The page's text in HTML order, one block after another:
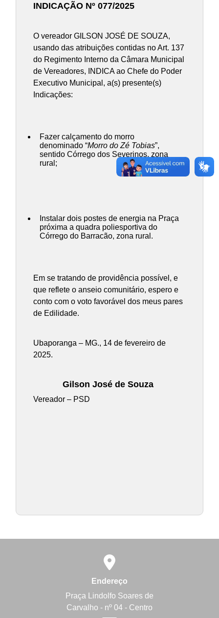
INDICAÇÃO Nº 077/2025
O vereador GILSON JOSÉ DE SOUZA,
usando das atribuições contidas no Art. 137
do Regimento Interno da Câmara Municipal
de Vereadores, INDICA ao Chefe do Poder
Executivo Municipal, a(s) presente(s)
Indicações:
Fazer calçamento do morro
denominado “Morro do Zé Tobias”,
sentido Córrego dos Severinos, zona
rural;
Instalar dois postes de energia na Praça
próxima a quadra poliesportiva do
Córrego do Barracão, zona rural.
Em se tratando de providência possível, e
que reflete o anseio comunitário, espero e
conto com o voto favorável dos meus pares
de Edilidade.
Ubaporanga – MG., 14 de fevereiro de
2025.
Gilson José de Souza
Vereador – PSD
Endereço
Praça Lindolfo Soares de
Carvalho - nº 04 - Centro